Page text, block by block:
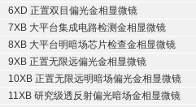
6XD 正置双目偏光金相显微镜
7XB 大平台集成电路检测金相显微镜
8XB 大平台明暗场芯片检查金相显微镜
9XB 正置无限远偏光金相显微镜
10XB 正置无限远明暗场偏光金相显微镜
11XB 研究级透反射偏光暗场金相显微镜